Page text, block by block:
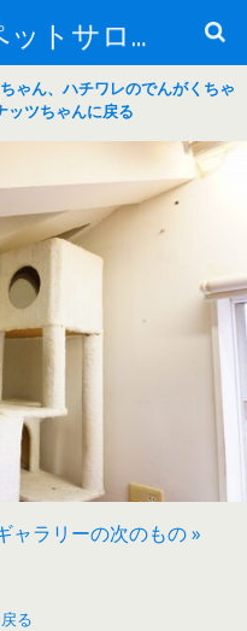
ペットホテル ペットサロン トリミングサロン 東京 ヌーノクラブのブログ
ゃん、ハチワレのでんがくちゃ
ッツちゃんに戻る
ャラリーの次のもの »
る